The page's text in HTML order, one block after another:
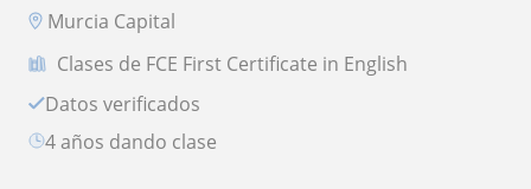
Murcia Capital
Clases de FCE First Certificate in English
Datos verificados
4 años dando clase